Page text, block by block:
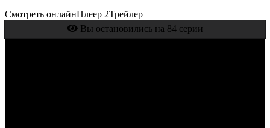
Смотреть онлайнПлеер 2Трейлер
Вы остановились на 84 серии